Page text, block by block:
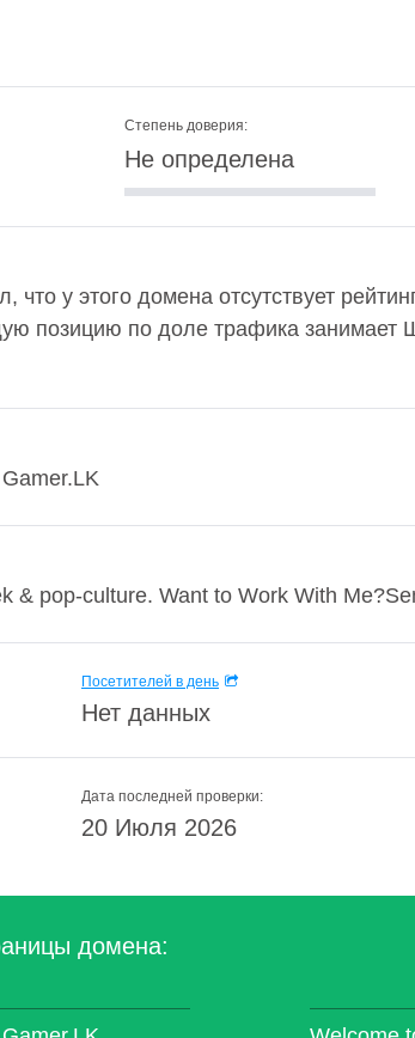
Степень доверия:
Не определена
что у этого домена отсутствует
позицию по доле трафика занимает
& pop-culture. Want to Work With
Посетителей в день
Нет данных
Дата последней проверки:
20 Июля 2026
домена: